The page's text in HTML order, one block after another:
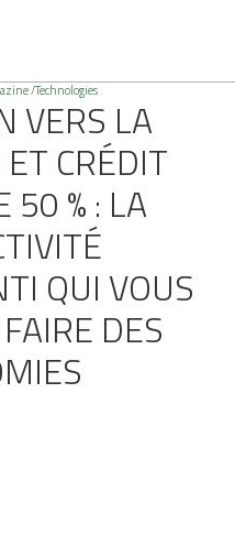
/Technologies
VERS LA
CRÉDIT
50 % : LA
QUI VOUS
DES